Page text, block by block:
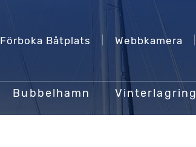
Förboka Båtplats Webbkamera
Bubbelhamn Vinterlagring